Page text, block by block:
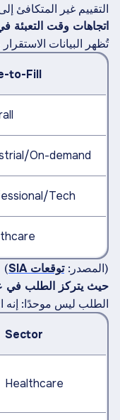
التقييم غير المتكافئ إلى
اتجاهات وقت التعبئة في عام
تُظهر البيانات الاستقرار
to-Fill
On-demand
Tech
(المصدر: توقعات SIA )
حيث يتركز الطلب في عام
الطلب ليس موحدًا: إنه
Sector
Healthcare